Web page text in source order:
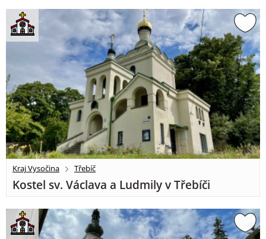
Kraj Vysočina Třebíč
Kostel sv. Václava a Ludmily v Třebíči